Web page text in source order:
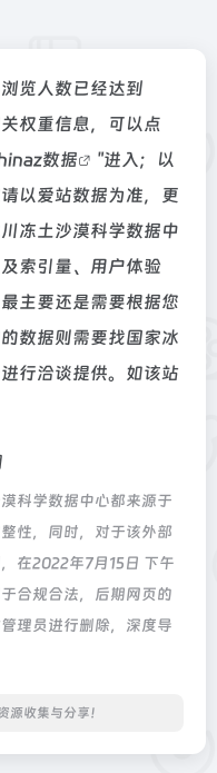
览人数已经达到
权重信息，可以点
数据
"进入；以
以爱站数据为准，更
冻土沙漠科学数据中
索引量、用户体验
主要还是需要根据您
数据则需要找国家冰
行洽谈提供。如该站
科学数据中心都来源于
性，同时，对于该外部
在2022年7月15日 下午
合规合法，后期网页的
理员进行删除，深度导
源收集与分享！